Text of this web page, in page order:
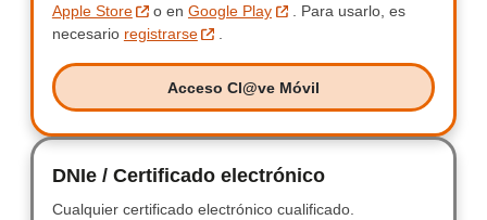
Apple Store
o en Google Play
Para usarlo, es
necesario registrarse .
Acceso Cl@ve Móvil
Acceso Clave Móvil
DNIe / Certificado electrónicoDNIe /
Cualquier certificado electrónico cualificado.